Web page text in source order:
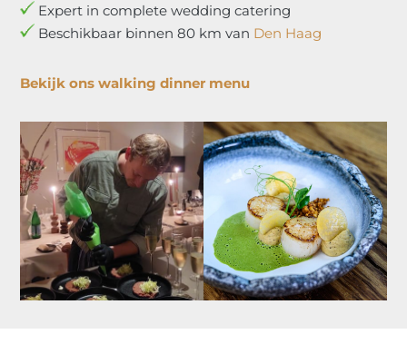
Expert in complete wedding catering
Beschikbaar binnen 80 km van Den Haag
Bekijk ons walking dinner menu